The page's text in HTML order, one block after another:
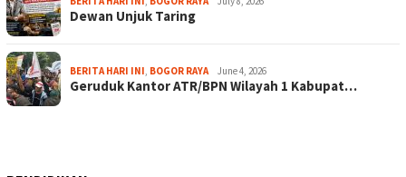
Dewan Unjuk Taring
BERITA HARI INI, BOGOR RAYA June 4, 2026
Geruduk Kantor ATR/BPN Wilayah 1 Kabupat…